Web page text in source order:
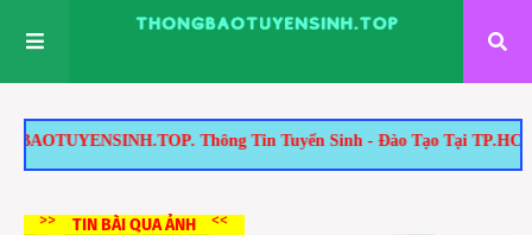
Thông Tin Tuyển Sinh - Đào Tạo Tại TP.HCM: 1/ Tuyển Sinh
>>TIN BÀI QUA ẢNH <<